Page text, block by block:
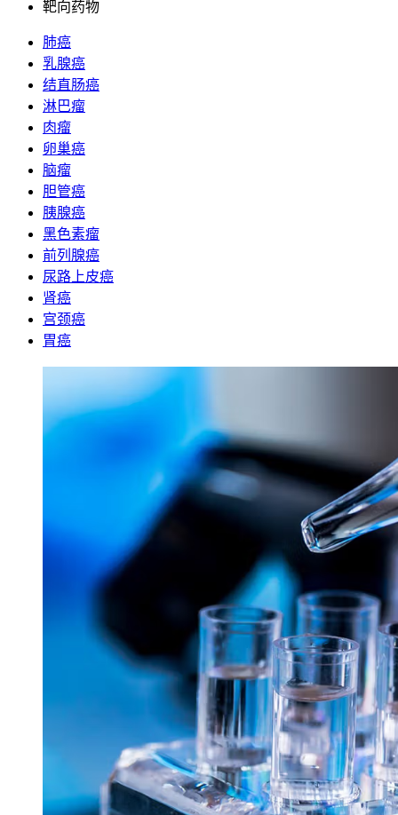
靶向药物
肺癌
乳腺癌
结直肠癌
淋巴瘤
肉瘤
卵巢癌
脑瘤
胆管癌
胰腺癌
黑色素瘤
前列腺癌
尿路上皮癌
肾癌
宫颈癌
胃癌